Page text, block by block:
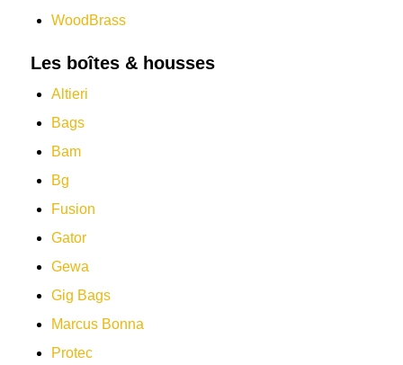
WoodBrass
Les boîtes & housses
Altieri
Bags
Bam
Bg
Fusion
Gator
Gewa
Gig Bags
Marcus Bonna
Protec